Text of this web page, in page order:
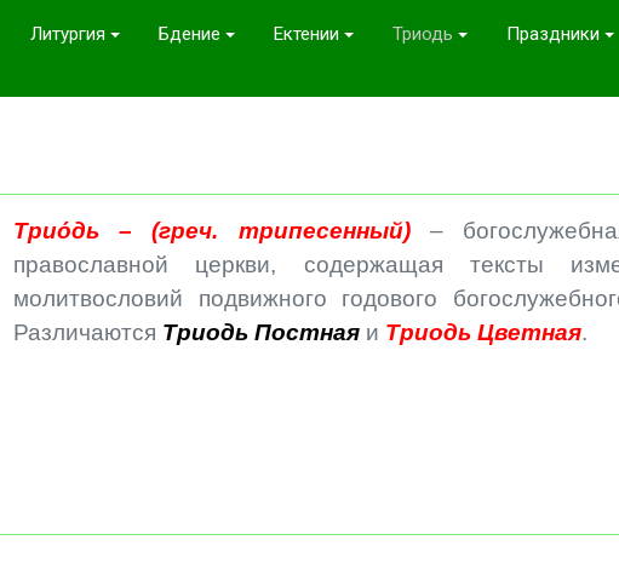
Литургия Бдение Ектении Триодь Праздники
Трио́дь – (греч. трипесенный)–
православной церкви, содержащая тексты
молитвословий подвижного годового
Различаются Триодь Постная и Триодь Цветная.